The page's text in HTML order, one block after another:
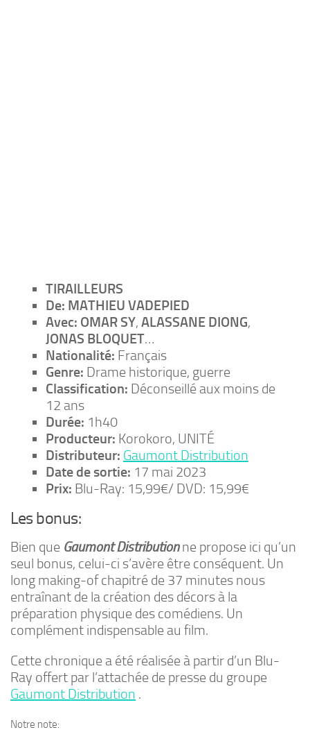
TIRAILLEURS
De: MATHIEU VADEPIED
Avec: OMAR SY, ALASSANE DIONG,
JONAS BLOQUET…
Nationalité: Français
Genre: Drame historique, guerre
Classification: Déconseillé aux moins de
12 ans
Durée: 1h40
Producteur: Korokoro, UNITÉ
Distributeur: Gaumont Distribution
Date de sortie: 17 mai 2023
Prix: Blu-Ray: 15,99€/ DVD: 15,99€
Les bonus:
Bien que Gaumont Distributionne propose ici qu’un
seul bonus, celui-ci s’avère être conséquent. Un
long making-of chapitré de 37 minutes nous
entraînant de la création des décors à la
préparation physique des comédiens. Un
complément indispensable au film.
Cette chronique a été réalisée à partir d’un Blu-
Ray offert par l’attachée de presse du groupe
Gaumont Distribution .
Notre note: